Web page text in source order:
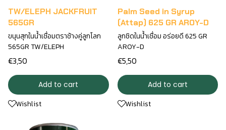
TW/ELEPH JACKFRUIT
565GR
ขนุนสุกในน้ำเชื่อมตราช้างคู่ลูกโลก
565GR TW/ELEPH
€3,50
Add to cart
Wishlist
Palm Seed in Syrup
(Attap) 625 GR AROY-D
ลูกชิดในน้ำเชื่อม อร่อยดี 625 GR
AROY-D
€5,50
Add to cart
Wishlist